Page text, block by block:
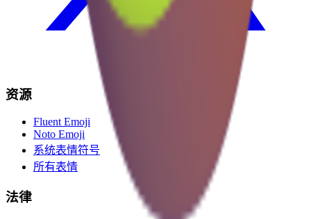
资源
Fluent Emoji
Noto Emoji
系统表情符号
所有表情
法律